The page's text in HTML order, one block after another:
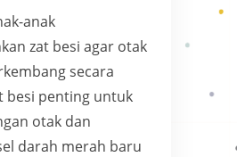
anak
zat besi agar otak
secara
besi penting untuk
otak dan
darah merah baru